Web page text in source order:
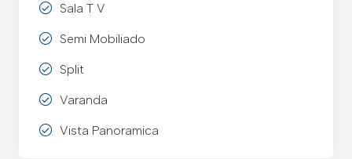
Sala T V
Semi Mobiliado
Split
Varanda
Vista Panoramica